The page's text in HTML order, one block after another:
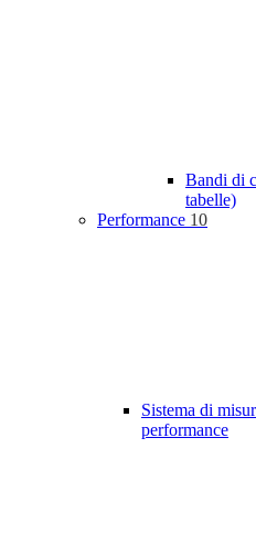
Bandi di
tabelle)
Performance 10
Sistema di
performance